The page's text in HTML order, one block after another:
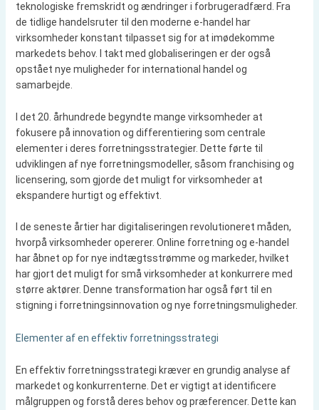
teknologiske fremskridt og ændringer i forbrugeradfærd. Fra
de tidlige handelsruter til den moderne e-handel har
virksomheder konstant tilpasset sig for at imødekomme
markedets behov. I takt med globaliseringen er der også
opstået nye muligheder for international handel og
samarbejde.
I det 20. århundrede begyndte mange virksomheder at
fokusere på innovation og differentiering som centrale
elementer i deres forretningsstrategier. Dette førte til
udviklingen af nye forretningsmodeller, såsom franchising og
licensering, som gjorde det muligt for virksomheder at
ekspandere hurtigt og effektivt.
I de seneste årtier har digitaliseringen revolutioneret måden,
hvorpå virksomheder opererer. Online forretning og e-handel
har åbnet op for nye indtægtsstrømme og markeder, hvilket
har gjort det muligt for små virksomheder at konkurrere med
større aktører. Denne transformation har også ført til en
stigning i forretningsinnovation og nye forretningsmuligheder.
Elementer af en effektiv forretningsstrategi
En effektiv forretningsstrategi kræver en grundig analyse af
markedet og konkurrenterne. Det er vigtigt at identificere
målgruppen og forstå deres behov og præferencer. Dette kan